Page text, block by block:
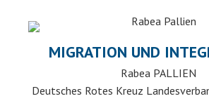
MIGRATION UND
Rabea PALLIEN
Deutsches Rotes Kreuz